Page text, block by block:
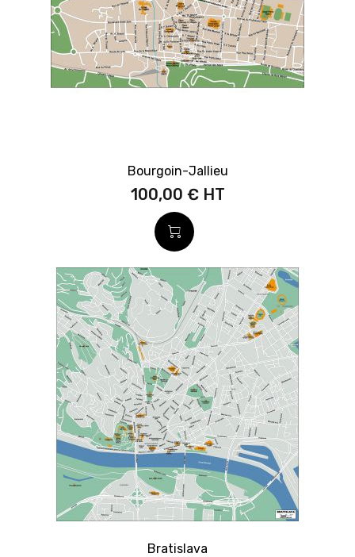
Bourgoin-Jallieu
100,00 €
Bratislava